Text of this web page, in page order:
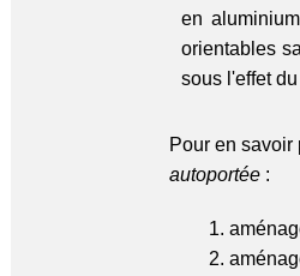
en
orientables
sous l'effet
Pour en
autoportée :